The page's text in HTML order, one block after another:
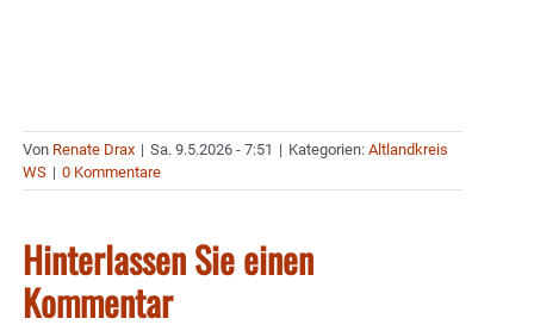
Von Renate Drax | Sa. 9.5.2026 - 7:51 | Kategorien: Altlandkreis
WS | 0 Kommentare
Hinterlassen Sie einen
Kommentar